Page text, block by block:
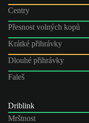
Centry
Přesnost volných kopů
Krátké přihrávky
Dlouhé přihrávky
Faleš
Driblink
Mrštnost